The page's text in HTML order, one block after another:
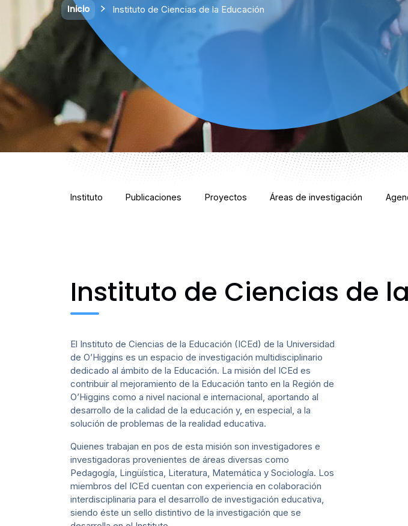
Inicio Instituto de Ciencias de la Educación
Instituto Publicaciones Proyectos Áreas de investigación
Instituto de Ciencias de
El Instituto de Ciencias de la Educación (ICEd) de la Universidad
de O’Higgins es un espacio de investigación multidisciplinario
dedicado al ámbito de la Educación. La misión del ICEd es
contribuir al mejoramiento de la Educación tanto en la Región de
O’Higgins como a nivel nacional e internacional, aportando al
desarrollo de la calidad de la educación y, en especial, a la
solución de problemas de la realidad educativa.
Quienes trabajan en pos de esta misión son investigadores e
investigadoras provenientes de áreas diversas como
Pedagogía, Lingüística, Literatura, Matemática y Sociología. Los
miembros del ICEd cuentan con experiencia en colaboración
interdisciplinaria para el desarrollo de investigación educativa,
siendo éste un sello distintivo de la investigación que se